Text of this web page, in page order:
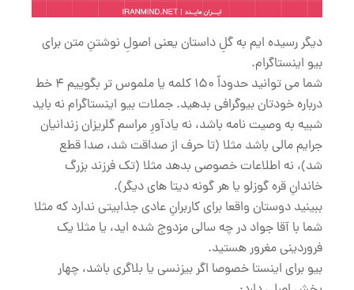
دیگر رسیده ایم به گلِ داستان یعنی اصولِ نوشتنِ متن برای
بیو اینستاگرام.
شما می توانید حدوداً 150 کلمه یا ملموس تر بگوییم 4 خط
درباره خودتان بیوگرافی بدهید. جملات بیو اینستاگرام نه باید
شبیه به وصیت نامه باشد، نه یادآورِ مراسم گلریزان زندانیان
جرایم مالی باشد مثلا (تا حرف از صداقت شد، صدا قطع
شد)، نه اطلاعات خصوصی بدهد مثلا (تک فرزند بزرگ
خاندانِ قره گوزلو یا هر گونه دیتا های دیگر).
ببینید دوستان واقعا برای کاربرانِ عادی جذابیتی ندارد که مثلا
شما با آقا جواد در چه سالی مزدوج شده اید، یا مثلا یک
فروردینی مغرور هستید.
بیو برای اینستا خصوصا اگر بیزنسی یا بلاگری باشد، چهار